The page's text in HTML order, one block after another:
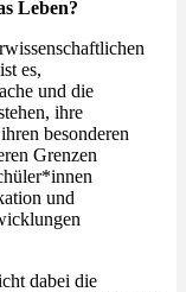
Leben?
es,
und die
ihre
besonderen
Grenzen
und
dabei die